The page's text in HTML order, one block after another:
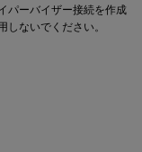
パーバイザー接続を作成
しないでください。